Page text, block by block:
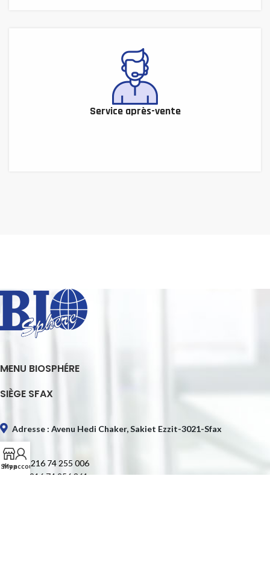
Service après-vente
MENU BIOSPHÉRE
SIÈGE SFAX
Adresse : Avenu Hedi Chaker, Sakiet Ezzit-3021-Sfax
Tél. : +216 74 255 006
Fax : +216 74 256 361
Shop
My account